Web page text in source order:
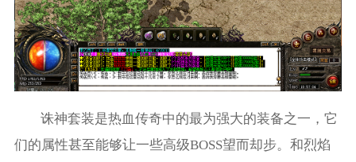
诛神套装是热血传奇中的最为强大的装备之一，它
们的属性甚至能够让一些高级BOSS望而却步。和烈焰